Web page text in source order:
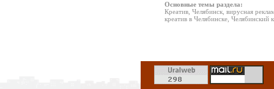
Основные темы раздела:
Креатив, Челябинск, вирусная
креатив в Челябинске, Челябинский